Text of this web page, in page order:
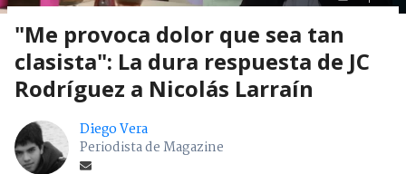
"Me provoca dolor que sea tan
clasista": La dura respuesta de JC
Rodríguez a Nicolás Larraín
Diego Vera
Periodista de Magazine